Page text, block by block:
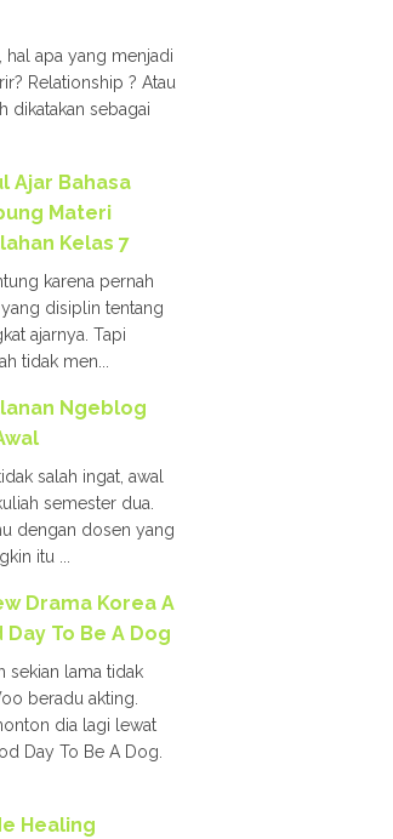
hal apa yang menjadi
Relationship ? Atau
dikatakan sebagai
Ajar Bahasa
Materi
Kelas 7
karena pernah
disiplin tentang
ajarnya. Tapi
tidak men...
Ngeblog
salah ingat, awal
semester dua.
dengan dosen yang
itu ...
Drama Korea A
Day To Be A Dog
sekian lama tidak
beradu akting.
dia lagi lewat
Day To Be A Dog.
Healing